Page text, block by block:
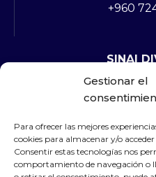
Gestionar el
Para ofrecer las mejores
cookies para almacenar y/o
Consentir estas tecnologías nos
comportamiento de navegación o
+960
SINAI
SOLICITAR